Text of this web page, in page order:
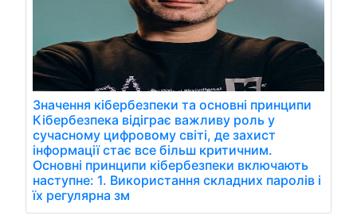
Значення кібербезпеки та основні принципи
Кібербезпека відіграє важливу роль у
сучасному цифровому світі, де захист
інформації стає все більш критичним.
Основні принципи кібербезпеки включають
наступне: 1. Використання складних паролів і
їх регулярна зм